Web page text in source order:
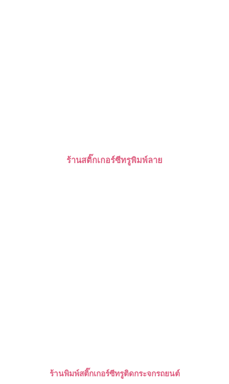
ร้านสติ๊กเกอร์ซีทรูพิมพ์ลาย
ร้านพิมพ์สติ๊กเกอร์ซีทรูติดกระจกรถยนต์